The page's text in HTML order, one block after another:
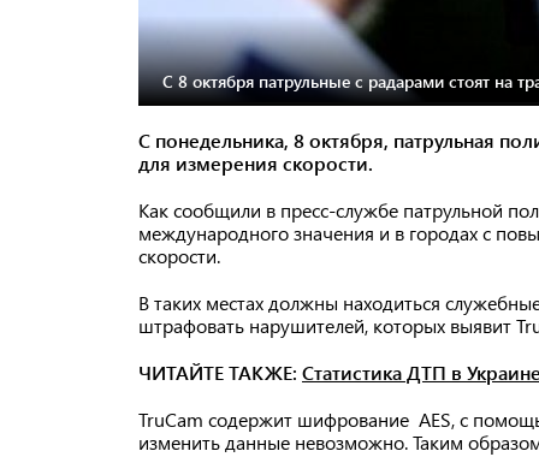
С 8 октября патрульные с радарами стоят на
С понедельника, 8 октября, патрульная
для измерения скорости.
Как сообщили в пресс-службе патрульной
международного значения и в городах с
скорости.
В таких местах должны находиться
штрафовать нарушителей, которых выявит
ЧИТАЙТЕ ТАКЖЕ: Статистика ДТП в Украине
TruCam содержит шифрование AES, с
изменить данные невозможно. Таким